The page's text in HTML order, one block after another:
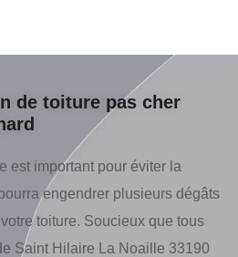
de toiture pas cher
est important pour éviter la
engendrer plusieurs dégâts
toiture. Soucieux que tous
Saint Hilaire La Noaille 33190